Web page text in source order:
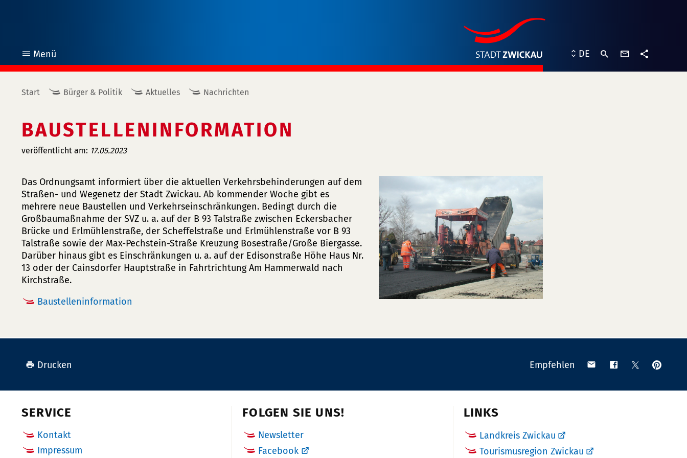
Menü
öffnen
DE
Start Bürger & Politik Aktuelles Nachrichten
BAUSTELLENINFORMATION
veröffentlicht am: 17.05.2023
Das Ordnungsamt informiert über die aktuellen Verkehrsbehinderungen auf dem
Straßen- und Wegenetz der Stadt Zwickau. Ab kommender Woche gibt es
mehrere neue Baustellen und Verkehrseinschränkungen. Bedingt durch die
Großbaumaßnahme der SVZ u. a. auf der B 93 Talstraße zwischen Eckersbacher
Brücke und Erlmühlenstraße, der Scheffelstraße und Erlmühlenstraße vor B 93
Talstraße sowie der Max-Pechstein-Straße Kreuzung Bosestraße/Große Biergasse.
Darüber hinaus gibt es Einschränkungen u. a. auf der Edisonstraße Höhe Haus Nr.
13 oder der Cainsdorfer Hauptstraße in Fahrtrichtung Am Hammerwald nach
Kirchstraße.
Baustelleninformation
Drucken Empfehlen
Teilen Teilen Teilen
SERVICE
Kontakt
Impressum
FOLGEN SIE UNS!
Newsletter
Facebook
LINKS
Landkreis Zwickau
Tourismusregion Zwickau